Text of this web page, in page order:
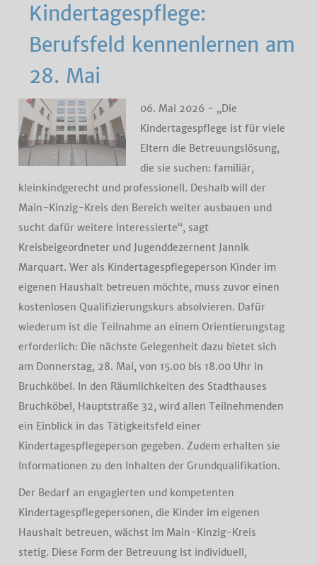
Kindertagespflege:
Berufsfeld kennenlernen am
28. Mai
06. Mai 2026 - „Die
Kindertagespflege ist für viele
Eltern die Betreuungslösung,
die sie suchen: familiär,
kleinkindgerecht und professionell. Deshalb will der
Main-Kinzig-Kreis den Bereich weiter ausbauen und
sucht dafür weitere Interessierte“, sagt
Kreisbeigeordneter und Jugenddezernent Jannik
Marquart. Wer als Kindertagespflegeperson Kinder im
eigenen Haushalt betreuen möchte, muss zuvor einen
kostenlosen Qualifizierungskurs absolvieren. Dafür
wiederum ist die Teilnahme an einem Orientierungstag
erforderlich: Die nächste Gelegenheit dazu bietet sich
am Donnerstag, 28. Mai, von 15.00 bis 18.00 Uhr in
Bruchköbel. In den Räumlichkeiten des Stadthauses
Bruchköbel, Hauptstraße 32, wird allen Teilnehmenden
ein Einblick in das Tätigkeitsfeld einer
Kindertagespflegeperson gegeben. Zudem erhalten sie
Informationen zu den Inhalten der Grundqualifikation.
Der Bedarf an engagierten und kompetenten
Kindertagespflegepersonen, die Kinder im eigenen
Haushalt betreuen, wächst im Main-Kinzig-Kreis
stetig. Diese Form der Betreuung ist individuell,